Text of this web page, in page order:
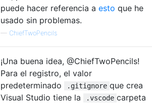
puede hacer referencia a esto que he
usado sin problemas.
— ChiefTwoPencils
¡Una buena idea, @ChiefTwoPencils!
Para el registro, el valor
predeterminado
.gitignore que crea
Visual Studio tiene la
.vscode carpeta